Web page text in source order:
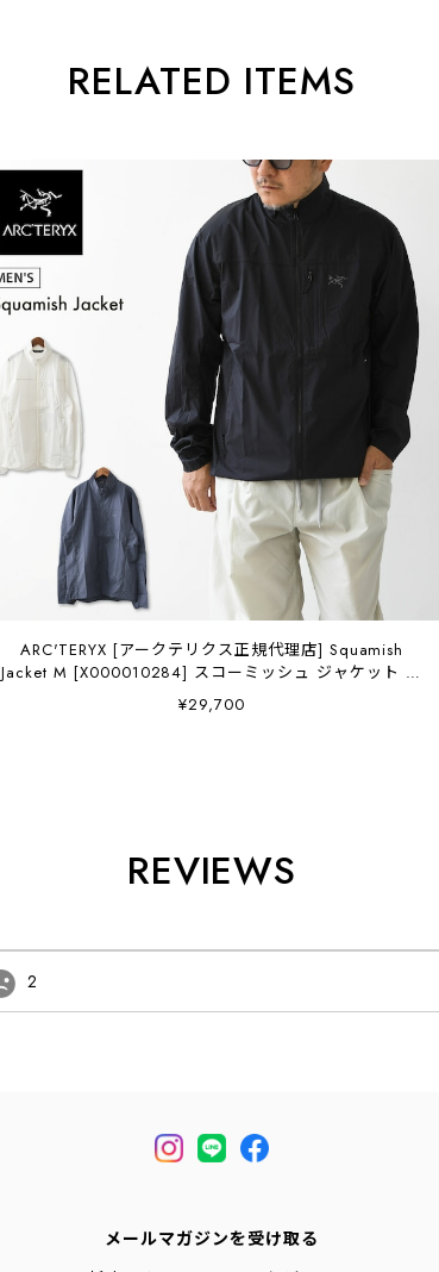
RELATED ITEMS
ARC'TERYX [アークテリクス正規代理店] Squamish
Jacket M [X000010284] スコーミッシュ ジャケット メ
ンズ・ウインドシェルジャケット・防風性・通気性・
MEN'S [2026SS]
¥29,700
REVIEWS
2
メールマガジンを受け取る